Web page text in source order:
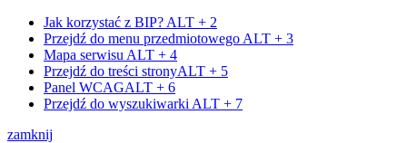
Jak korzystać z BIP? ALT + 2
Przejdź do menu przedmiotowego ALT + 3
Mapa serwisu ALT + 4
Przejdź do treści stronyALT + 5
Panel WCAGALT + 6
Przejdź do wyszukiwarki ALT + 7
zamknij